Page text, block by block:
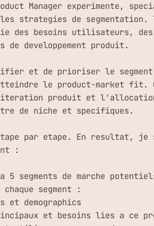
Manager experimente,
strategies de segmentation.
des besoins utilisateurs, des
de developpement produit.
et de prioriser le segment
le product-market fit.
produit et l'allocation
de niche et specifiques.
par etape. En resultat, je
:
segments de marche
segment :
demographics
et besoins lies a ce